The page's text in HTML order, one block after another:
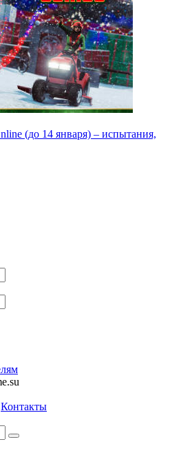
(до 14 января) – испытания,
Контакты